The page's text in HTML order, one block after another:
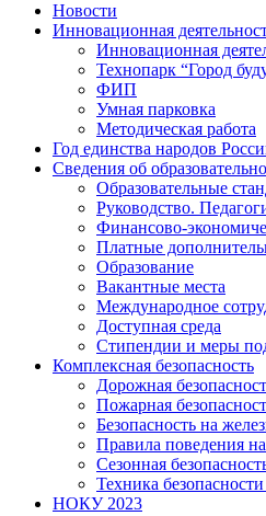
Новости
Инновационная
Инновационная
Технопарк “Город
ФИП
Умная парковка
Методическая работа
Год единства народов
Сведения об
Образовательные
Руководство.
Финансово-
Платные
Образование
Вакантные места
Международное
Доступная среда
Стипендии и меры
Комплексная безопасность
Дорожная
Пожарная
Безопасность на
Правила поведения
Сезонная
Техника
НОКУ 2023